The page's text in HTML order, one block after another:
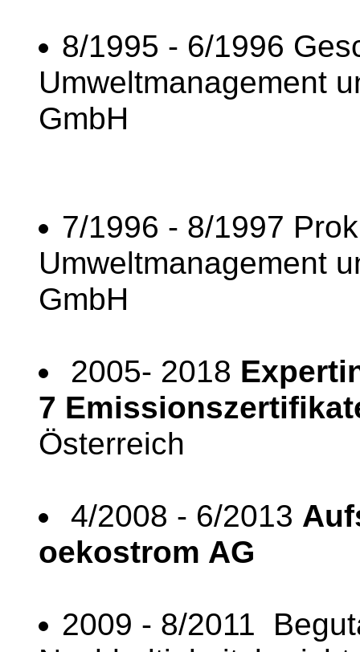
8/1995 - 6/1996
Umweltmanagement
GmbH
7/1996 - 8/1997
Umweltmanagement
GmbH
2005- 2018
7
Österreich
4/2008 - 6/2013
oekostrom AG
2009 - 8/2011